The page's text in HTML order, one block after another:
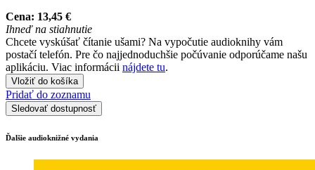
Cena: 13,45 €
Ihneď na stiahnutie
Chcete vyskúšať čítanie ušami? Na vypočutie audioknihy vám
postačí telefón. Pre čo najjednoduchšie počúvanie odporúčame našu
aplikáciu. Viac informácii nájdete tu.
Vložiť do košíka
Pridať do zoznamu
Sledovať dostupnosť
Ďalšie audioknižné vydania